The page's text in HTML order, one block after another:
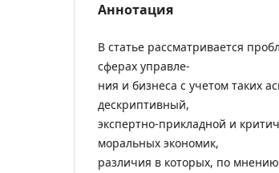
Аннотация
В статье рассматривается
сферах управле-
ния и бизнеса с учетом таких
дескриптивный,
экспертно-прикладной и
моральных экономик,
различия в которых, по